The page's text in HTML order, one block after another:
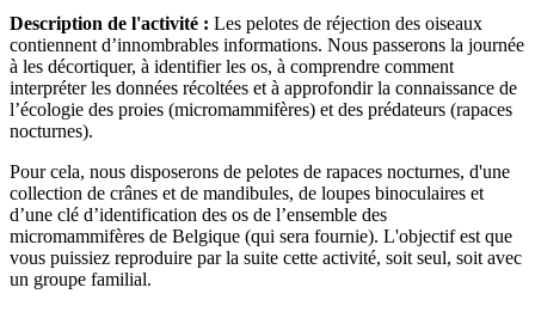
Description de l'activité : Les pelotes de réjection des oiseaux
contiennent d’innombrables informations. Nous passerons la journée
à les décortiquer, à identifier les os, à comprendre comment
interpréter les données récoltées et à approfondir la connaissance de
l’écologie des proies (micromammifères) et des prédateurs (rapaces
nocturnes).
Pour cela, nous disposerons de pelotes de rapaces nocturnes, d'une
collection de crânes et de mandibules, de loupes binoculaires et
d’une clé d’identification des os de l’ensemble des
micromammifères de Belgique (qui sera fournie). L'objectif est que
vous puissiez reproduire par la suite cette activité, soit seul, soit avec
un groupe familial.